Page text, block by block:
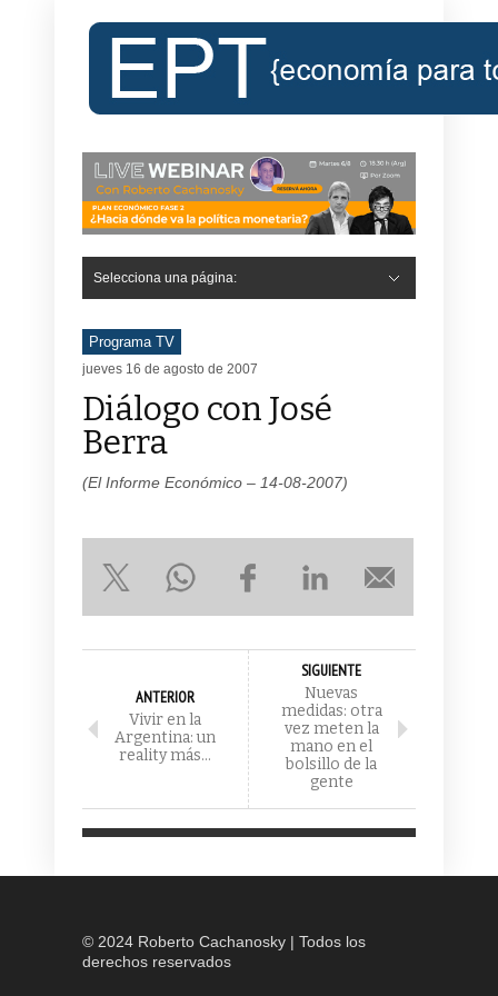
Selecciona una página:
Programa TV
jueves 16 de agosto de 2007
Diálogo con José
Berra
(El Informe Económico – 14-08-2007)
ANTERIOR
Vivir en la
Argentina: un
reality más…
SIGUIENTE
Nuevas
medidas: otra
vez meten la
mano en el
bolsillo de la
gente
© 2024 Roberto Cachanosky | Todos los
derechos reservados